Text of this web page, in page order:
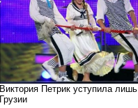
Виктория Петрик уступила
Грузии